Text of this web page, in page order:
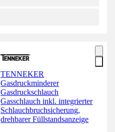
TENNEKER
Gasdruckminderer
Gasdruckschlauch
Gasschlauch inkl. integrierter
Schlauchbruchsicherung,
drehbarer Füllstandsanzeige